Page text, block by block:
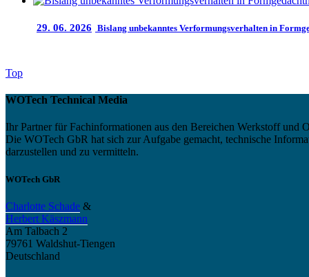
29. 06. 2026 Bislang unbekanntes Verformungsverhalten in
Top
WOTech Technical Media
Ihr Partner für Fachinformationen aus den Bereichen Werkstoff und
Die WOTech GbR hat sich zur Aufgabe gemacht, technische
darzustellen und zu vermitteln.
WOTech GbR
Charlotte Schade &
Herbert Käszmann
Am Talbach 2
79761 Waldshut-Tiengen
Deutschland